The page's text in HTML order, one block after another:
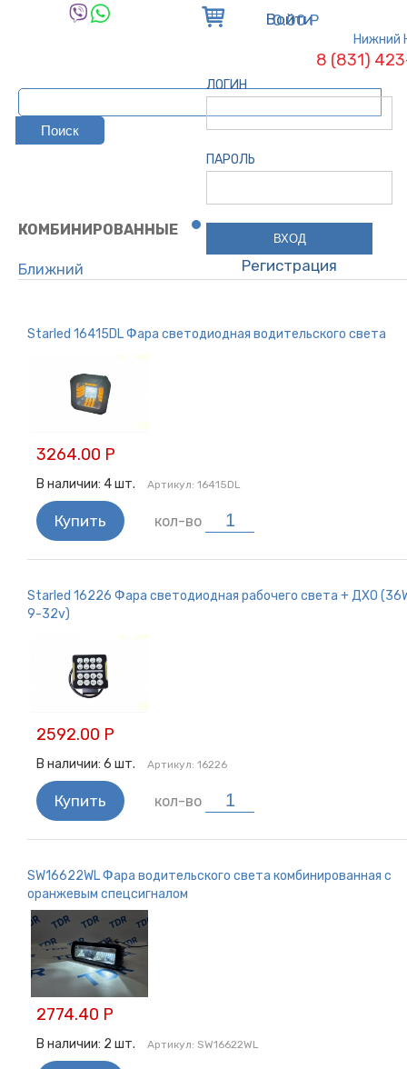
Нижний
8 (831)
Войти
ЛОГИН
ПАРОЛЬ
Регистрация
0.00 Р
КОМБИНИРОВАННЫЕ
Ближний
Комбинированные
Starled 16415DL Фара светодиодная водительского света
3264.00 Р
В наличии: 4шт. Артикул: 16415DL
Купить кол-во
Starled 16226 Фара светодиодная рабочего света + ДХО
9-32v)
2592.00 Р
В наличии: 6 шт. Артикул: 16226
Купить кол-во
SW16622WL Фара водительского света комбинированная с
оранжевым спецсигналом
2774.40 Р
В наличии: 2 шт. Артикул: SW16622WL